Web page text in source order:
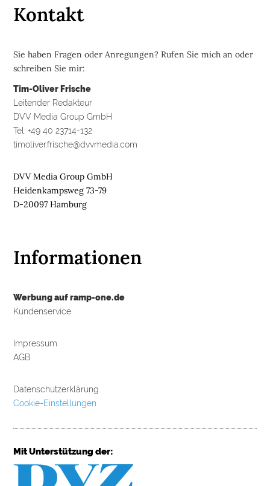
Kontakt
Sie haben Fragen oder Anregungen? Rufen Sie mich an oder
schreiben Sie mir:
Tim-Oliver Frische
Leitender Redakteur
DVV Media Group GmbH
Tel: +49 40 23714-132
timoliver.frische@dvvmedia.com
DVV Media Group GmbH
Heidenkampsweg 73-79
D-20097 Hamburg
Informationen
Werbung auf ramp-one.de
Kundenservice
Impressum
AGB
Datenschutzerklärung
Cookie-Einstellungen
Mit Unterstützung der: